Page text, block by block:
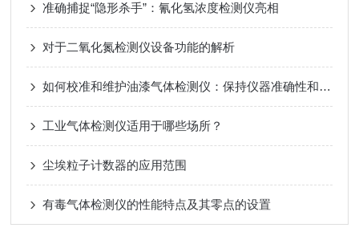
准确捕捉“隐形杀手”：氰化氢浓度检测仪亮相
对于二氧化氮检测仪设备功能的解析
如何校准和维护油漆气体检测仪：保持仪器准确性和可靠性
工业气体检测仪适用于哪些场所？
尘埃粒子计数器的应用范围
有毒气体检测仪的性能特点及其零点的设置